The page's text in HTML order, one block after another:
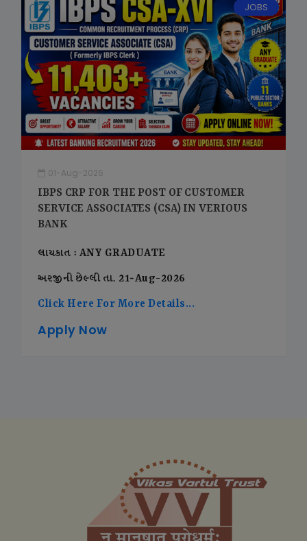
JOBS
01-Aug-2026
IBPS CRP FOR THE POST OF CUSTOMER
SERVICE ASSOCIATES (CSA) IN VERIOUS
BANK
લાયકાત : ANY GRADUATE
અરજીની છેલ્લી તા. 21-Aug-2026
Click Here For More Details...
Apply Now